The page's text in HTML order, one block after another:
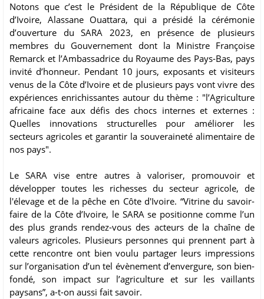
Notons que c’est le Président de la République de Côte
d’Ivoire, Alassane Ouattara, qui a présidé la cérémonie
d’ouverture du SARA 2023, en présence de plusieurs
membres du Gouvernement dont la Ministre Françoise
Remarck et l’Ambassadrice du Royaume des Pays-Bas, pays
invité d’honneur. Pendant 10 jours, exposants et visiteurs
venus de la Côte d’Ivoire et de plusieurs pays vont vivre des
expériences enrichissantes autour du thème : "l’Agriculture
africaine face aux défis des chocs internes et externes :
Quelles innovations structurelles pour améliorer les
secteurs agricoles et garantir la souveraineté alimentaire de
nos pays".
Le SARA vise entre autres à valoriser, promouvoir et
développer toutes les richesses du secteur agricole, de
l'élevage et de la pêche en Côte d'Ivoire. “Vitrine du savoir-
faire de la Côte d’Ivoire, le SARA se positionne comme l’un
des plus grands rendez-vous des acteurs de la chaîne de
valeurs agricoles. Plusieurs personnes qui prennent part à
cette rencontre ont bien voulu partager leurs impressions
sur l’organisation d’un tel évènement d’envergure, son bien-
fondé, son impact sur l’agriculture et sur les vaillants
paysans”, a-t-on aussi fait savoir.